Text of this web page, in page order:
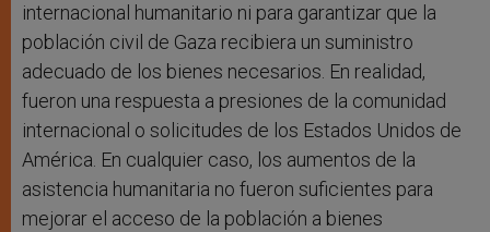
internacional humanitario ni para garantizar que la
población civil de Gaza recibiera un suministro
adecuado de los bienes necesarios. En realidad,
fueron una respuesta a presiones de la comunidad
internacional o solicitudes de los Estados Unidos de
América. En cualquier caso, los aumentos de la
asistencia humanitaria no fueron suficientes para
mejorar el acceso de la población a bienes